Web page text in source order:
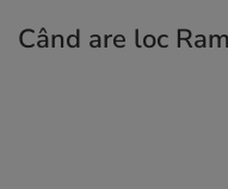
Când are loc